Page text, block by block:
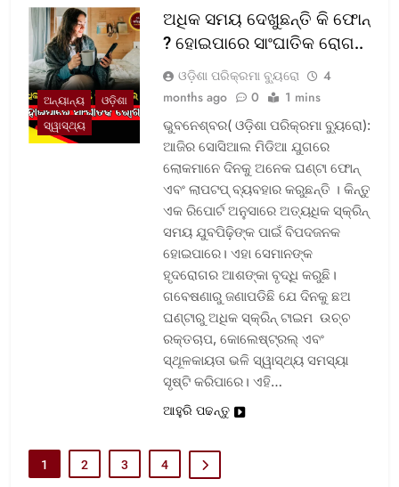
ଅନ୍ୟାନ୍ୟ
ଓଡ଼ିଶା
ସ୍ୱାସ୍ଥ୍ୟ
ଅଧିକ ସମୟ ଦେଖୁଛନ୍ତି କି ଫୋନ୍
? ହୋଇପାରେ ସାଂଘାତିକ ରୋଗ..
ଓଡ଼ିଶା ପରିକ୍ରମା ବ୍ୟୁରୋ
4
months ago
0 1 mins
ଭୁବନେଶ୍ବର( ଓଡ଼ିଶା ପରିକ୍ରମା ବ୍ୟୁରୋ):
ଆଜିର ସୋସିଆଲ ମିଡିଆ ଯୁଗରେ
ଲୋକମାନେ ଦିନକୁ ଅନେକ ଘଣ୍ଟା ଫୋନ୍
ଏବଂ ଲାପଟପ୍ ବ୍ୟବହାର କରୁଛନ୍ତି । କିନ୍ତୁ
ଏକ ରିପୋର୍ଟ ଅନୁସାରେ ଅତ୍ୟଧିକ ସ୍କ୍ରିନ୍
ସମୟ ଯୁବପିଢ଼ିଙ୍କ ପାଇଁ ବିପଦଜନକ
ହୋଇପାରେ। ଏହା ସେମାନଙ୍କ
ହୃଦରୋଗର ଆଶଙ୍କା ବୃଦ୍ଧି କରୁଛି।
ଗବେଷଣାରୁ ଜଣାପଡିଛି ଯେ ଦିନକୁ ଛଅ
ଘଣ୍ଟାରୁ ଅଧିକ ସ୍କ୍ରିନ୍ ଟାଇମ ଉଚ୍ଚ
ରକ୍ତଚାପ, କୋଲେଷ୍ଟ୍ରଲ୍ ଏବଂ
ସ୍ଥୂଳକାୟତା ଭଳି ସ୍ୱାସ୍ଥ୍ୟ ସମସ୍ୟା
ସୃଷ୍ଟି କରିପାରେ। ଏହି…
ଆହୁରି ପଢନ୍ତୁ
1 2 3 4